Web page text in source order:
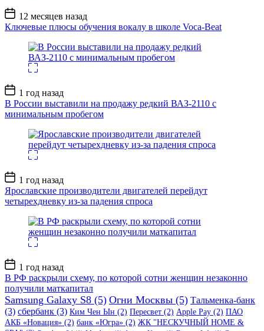
Дата
записи
12 месяцев назад
Ключевые плюсы обучения вокалу в школе Voca-Beat
Дата
записи
1 год назад
В России выставили на продажу редкий ВАЗ-2110 с
минимальным пробегом
Дата
записи
1 год назад
Ярославские производители двигателей перейдут
четырехдневку из-за падения спроса
Дата
записи
1 год назад
В РФ раскрыли схему, по которой сотни женщин незаконно
получили маткапитал
Samsung Galaxy S8 (5) Огни Москвы (5) Тальменка-банк
(3) сбербанк (3) Ким Чен Ын (2) Пересвет (2) Apple Pay (2) ПАО
АКБ «Новация» (2) банк «Югра» (2) ЖК "НЕСКУЧНЫЙ HOME &